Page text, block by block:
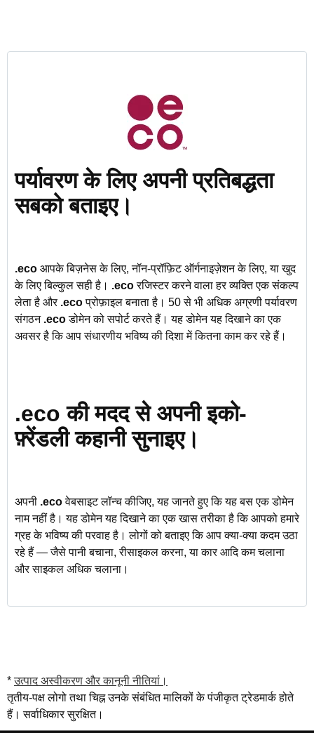
पर्यावरण के लिए अपनी प्रतिबद्धता
सबको बताइए।
.eco आपके बिज़नेस के लिए, नॉन-प्रॉफ़िट ऑर्गनाइज़ेशन के लिए, या खुद
के लिए बिल्कुल सही है। .ecoरजिस्टर करने वाला हर व्यक्ति एक संकल्प
लेता है और .ecoप्रोफ़ाइल बनाता है। 50 से भी अधिक अग्रणी पर्यावरण
संगठन .ecoडोमेन को सपोर्ट करते हैं। यह डोमेन यह दिखाने का एक
अवसर है कि आप संधारणीय भविष्य की दिशा में कितना काम कर रहे हैं।
.eco की मदद से अपनी इको-
फ़्रेंडली कहानी सुनाइए।
अपनी .ecoवेबसाइट लॉन्च कीजिए, यह जानते हुए कि यह बस एक डोमेन
नाम नहीं है। यह डोमेन यह दिखाने का एक खास तरीका है कि आपको हमारे
ग्रह के भविष्य की परवाह है। लोगों को बताइए कि आप क्या-क्या कदम उठा
रहे हैं — जैसे पानी बचाना, रीसाइकल करना, या कार आदि कम चलाना
और साइकल अधिक चलाना।
*उत्पाद अस्वीकरण और कानूनी नीतियां।
तृतीय-पक्ष लोगो तथा चिह्न उनके संबंधित मालिकों के पंजीकृत ट्रेडमार्क होते
हैं। सर्वाधिकार सुरक्षित।